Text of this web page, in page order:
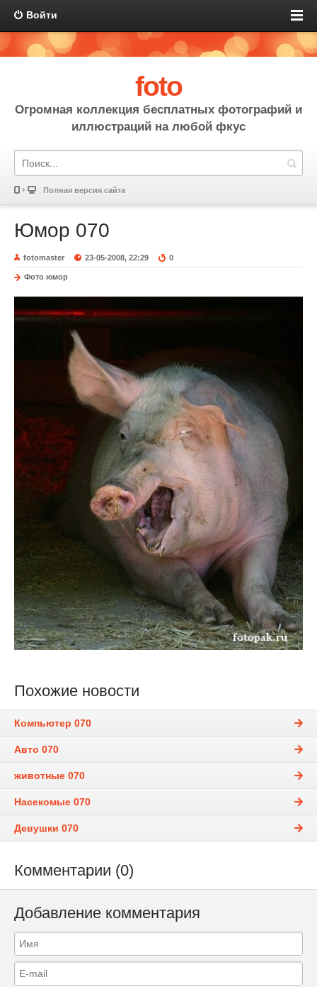
Войти
foto
Огромная коллекция бесплатных фотографий и
иллюстраций на любой фкус
Полная версия сайта
Юмор 070
fotomaster 23-05-2008, 22:29 0
Фото юмор
Похожие новости
Компьютер 070
Авто 070
животные 070
Насекомые 070
Девушки 070
Комментарии (0)
Добавление комментария